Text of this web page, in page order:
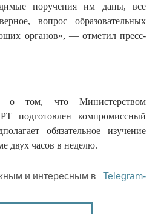
поручения им даны, все
вопрос образовательных
органов», — отметил пресс-
о том, что Министерством
подготовлен компромиссный
обязательное изучение
двух часов в неделю.
и интересным в
Telegram-